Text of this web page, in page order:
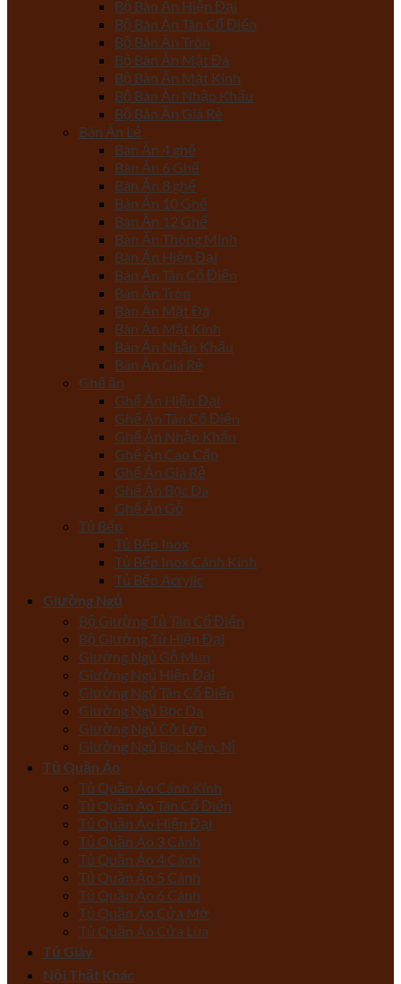
Bộ Bàn Ăn Hiện Đại
Bộ Bàn Ăn Tân Cổ Điển
Bộ Bàn Ăn Tròn
Bộ Bàn Ăn Mặt Đá
Bộ Bàn Ăn Mặt Kính
Bộ Bàn Ăn Nhập Khẩu
Bộ Bàn Ăn Giá Rẻ
Bàn Ăn Lẻ
Bàn Ăn 4 ghế
Bàn Ăn 6 Ghế
Bàn Ăn 8 ghế
Bàn Ăn 10 Ghế
Bàn Ăn 12 Ghế
Bàn Ăn Thông Minh
Bàn Ăn Hiện Đại
Bàn Ăn Tân Cổ Điển
Bàn Ăn Tròn
Bàn Ăn Mặt Đá
Bàn Ăn Mặt Kính
Bàn Ăn Nhập Khẩu
Bàn Ăn Giá Rẻ
Ghế ăn
Ghế Ăn Hiện Đại
Ghế Ăn Tân Cổ Điển
Ghế Ăn Nhập Khẩu
Ghế Ăn Cao Cấp
Ghế Ăn Giá Rẻ
Ghế Ăn Bọc Da
Ghế Ăn Gỗ
Tủ Bếp
Tủ Bếp Inox
Tủ Bếp Inox Cánh Kính
Tủ Bếp Acrylic
Giường Ngủ
Bộ Giường Tủ Tân Cổ Điển
Bộ Giường Tủ Hiện Đại
Giường Ngủ Gỗ Mun
Giường Ngủ Hiện Đại
Giường Ngủ Tân Cổ Điển
Giường Ngủ Bọc Da
Giường Ngủ Cỡ Lớn
Giường Ngủ Bọc Nệm, Nỉ
Tủ Quần Áo
Tủ Quần Áo Cánh Kính
Tủ Quần Áo Tân Cổ Điển
Tủ Quần Áo Hiện Đại
Tủ Quần Áo 3 Cánh
Tủ Quần Áo 4 Cánh
Tủ Quần Áo 5 Cánh
Tủ Quần Áo 6 Cánh
Tủ Quần Áo Cửa Mở
Tủ Quần Áo Cửa Lùa
Tủ Giày
Nội Thất Khác